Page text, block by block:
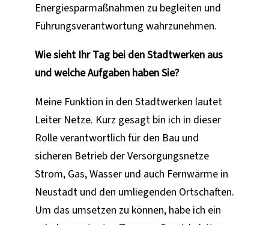
Energiesparmaßnahmen zu begleiten und
Führungsverantwortung wahrzunehmen.
Wie sieht Ihr Tag bei den Stadtwerken aus
und welche Aufgaben haben Sie?
Meine Funktion in den Stadtwerken lautet
Leiter Netze. Kurz gesagt bin ich in dieser
Rolle verantwortlich für den Bau und
sicheren Betrieb der Versorgungsnetze
Strom, Gas, Wasser und auch Fernwärme in
Neustadt und den umliegenden Ortschaften.
Um das umsetzen zu können, habe ich ein